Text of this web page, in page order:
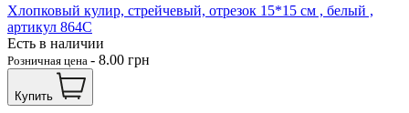
Хлопковый кулир, стрейчевый, отрезок 15*15 см , белый ,
артикул 864С
Есть в наличии
Розничная цена - 8.00 грн
Купить